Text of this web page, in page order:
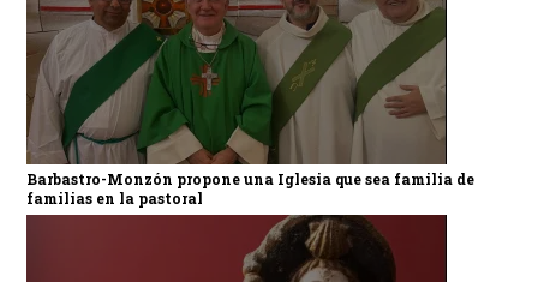
Barbastro-Monzón propone una Iglesia que sea familia de
familias en la pastoral